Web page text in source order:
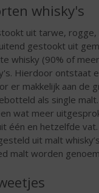
whisky's
uit tarwe,
gestookt uit
whisky (90% of
Hierdoor ontstaat
er makkelijk aan de
als single
wat meer
één en hetzelfde
uit malt
malt worden